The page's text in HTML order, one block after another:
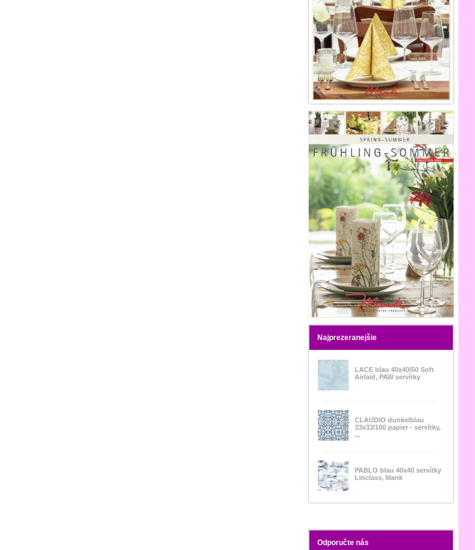
Najprezeranejšie
LACE blau 40x40/50 Soft
Airlaid, PAW servítky
CLAUDIO dunkelblau
33x33/100 papier - servítky,
...
PABLO blau 40x40 servítky
Linclass, Mank
Odporučte nás